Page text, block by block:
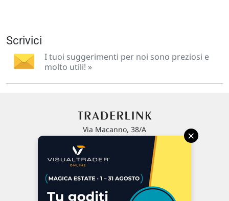
Scrivici
I tuoi suggerimenti per noi sono preziosi e
molto utili! »
Via Macanno, 38/A
P.IVA 02 452 460 401
Chi siamo
Commenti e segnalazioni
×